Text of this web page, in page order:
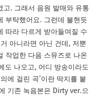
고 . 그래서 음원 발매와 유통
부탁했어요 . 그런데 불현듯
따라 다르게 받아들여질 수
아니라면 아닌 건데 , 저뿐
작업한 다음 스뮤즈로 나온
도 나오고 , 어디 방송이라도
에 걸린 곡’이란 딱지를 붙
기존 녹음본은 Dirty ver. 으